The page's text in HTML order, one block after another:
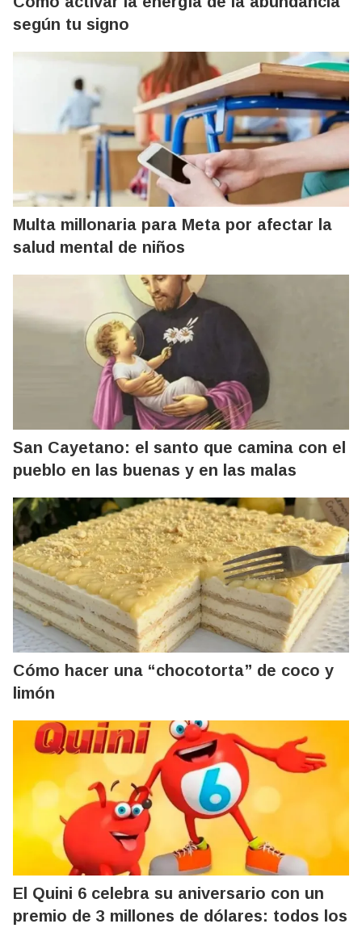
según tu signo
Multa millonaria para Meta por afectar la
salud mental de niños
San Cayetano: el santo que camina con el
pueblo en las buenas y en las malas
Cómo hacer una “chocotorta” de coco y
limón
El Quini 6 celebra su aniversario con un
premio de 3 millones de dólares: todos los